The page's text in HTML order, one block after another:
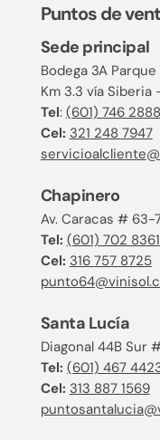
Puntos de
Sede principal
Bodega 3A
Km 3.3 vía Siberia
Tel: (601) 746 2888
Cel: 321 248 7947
Chapinero
Av. Caracas # 63-
Tel: (601) 702 8361
Cel: 316 757 8725
Santa Lucía
Diagonal 44B Sur
Tel: (601) 467
Cel: 313 887 1569